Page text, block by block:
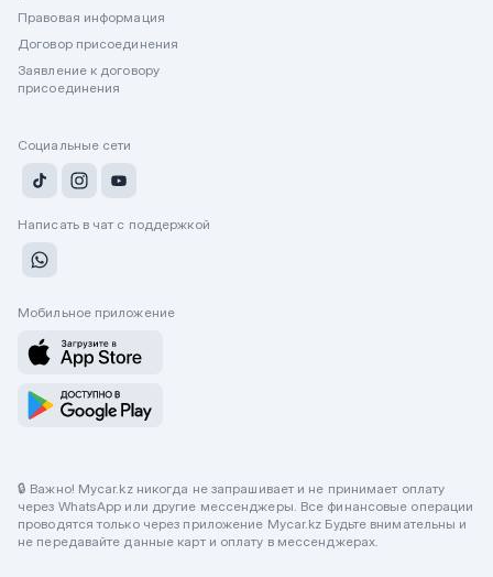
Правовая информация
Договор присоединения
Заявление к договору
присоединения
Социальные сети
Написать в чат с поддержкой
Мобильное приложение
🔒 Важно! Mycar.kz никогда не запрашивает и не принимает оплату
через WhatsApp или другие мессенджеры. Все финансовые операции
проводятся только через приложение Mycar.kz Будьте внимательны и
не передавайте данные карт и оплату в мессенджерах.